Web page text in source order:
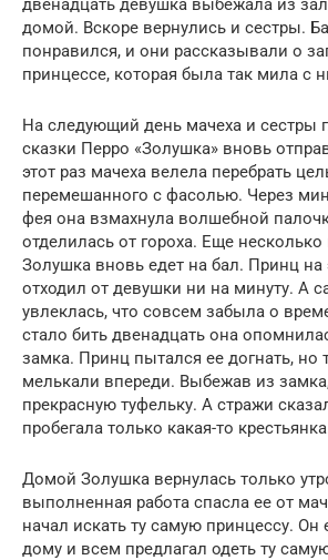
двенадцать девушка выбежала из
домой. Вскоре вернулись и сестры.
понравился, и они рассказывали о
принцессе, которая была так мила с
На следующий день мачеха и сестры
сказки Перро «Золушка» вновь
этот раз мачеха велела перебрать
перемешанного с фасолью. Через
фея она взмахнула волшебной
отделилась от гороха. Еще
Золушка вновь едет на бал. Принц на
отходил от девушки ни на минуту. А
увлеклась, что совсем забыла о
стало бить двенадцать она
замка. Принц пытался ее догнать, но
мелькали впереди. Выбежав из
прекрасную туфельку. А стражи
пробегала только какая-то
Домой Золушка вернулась только
выполненная работа спасла ее от
начал искать ту самую принцессу. Он
дому и всем предлагал одеть ту